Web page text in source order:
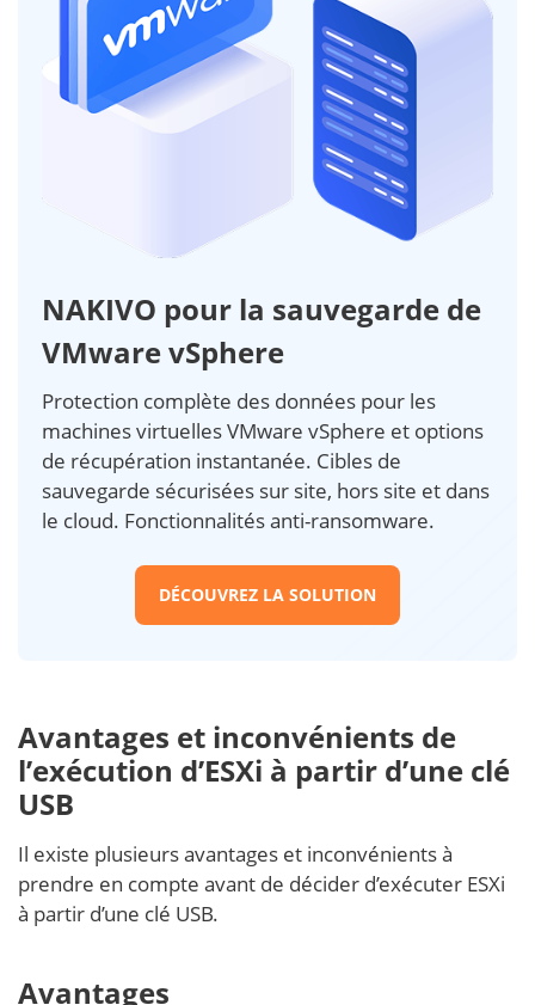
NAKIVO pour la sauvegarde de
VMware vSphere
Protection complète des données pour les
machines virtuelles VMware vSphere et options
de récupération instantanée. Cibles de
sauvegarde sécurisées sur site, hors site et dans
le cloud. Fonctionnalités anti-ransomware.
DÉCOUVREZ LA SOLUTION
Avantages et inconvénients de
l’exécution d’ESXi à partir d’une clé
USB
Il existe plusieurs avantages et inconvénients à
prendre en compte avant de décider d’exécuter ESXi
à partir d’une clé USB.
Avantages